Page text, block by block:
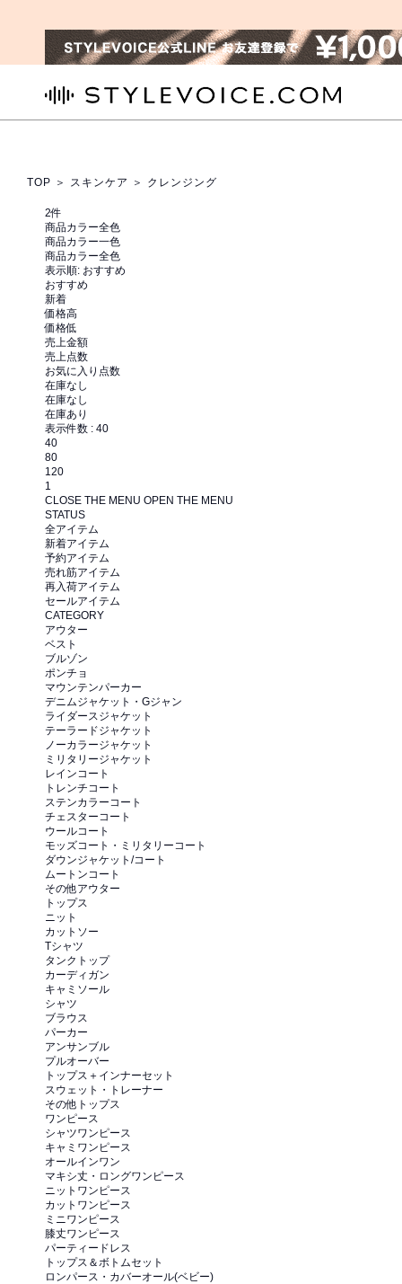
TOP ＞ スキンケア ＞ クレンジング
2件
商品カラー全色
商品カラー一色
商品カラー全色
表示順: おすすめ
おすすめ
新着
価格高
価格低
売上金額
売上点数
お気に入り点数
在庫なし
在庫なし
在庫あり
表示件数 : 40
40
80
120
1
CLOSE THE MENU OPEN THE MENU
STATUS
全アイテム
新着アイテム
予約アイテム
売れ筋アイテム
再入荷アイテム
セールアイテム
CATEGORY
アウター
ベスト
ブルゾン
ポンチョ
マウンテンパーカー
デニムジャケット・Gジャン
ライダースジャケット
テーラードジャケット
ノーカラージャケット
ミリタリージャケット
レインコート
トレンチコート
ステンカラーコート
チェスターコート
ウールコート
モッズコート・ミリタリーコート
ダウンジャケット/コート
ムートンコート
その他アウター
トップス
ニット
カットソー
Tシャツ
タンクトップ
カーディガン
キャミソール
シャツ
ブラウス
パーカー
アンサンブル
プルオーバー
トップス＋インナーセット
スウェット・トレーナー
その他トップス
ワンピース
シャツワンピース
キャミワンピース
オールインワン
マキシ丈・ロングワンピース
ニットワンピース
カットワンピース
ミニワンピース
膝丈ワンピース
パーティードレス
トップス＆ボトムセット
ロンパース・カバーオール(ベビー)